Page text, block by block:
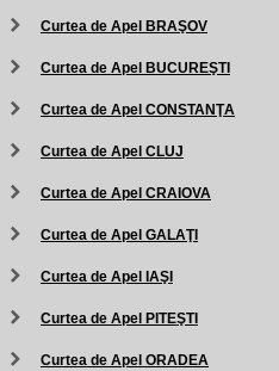
Curtea de Apel BRAŞOV
Curtea de Apel BUCUREŞTI
Curtea de Apel CONSTANŢA
Curtea de Apel CLUJ
Curtea de Apel CRAIOVA
Curtea de Apel GALAŢI
Curtea de Apel IAŞI
Curtea de Apel PITEŞTI
Curtea de Apel ORADEA